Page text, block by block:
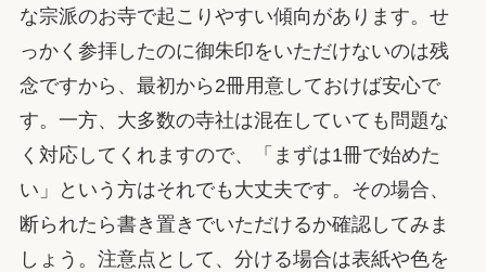
な宗派のお寺で起こりやすい傾向があります。せ
っかく参拝したのに御朱印をいただけないのは残
念ですから、最初から2冊用意しておけば安心で
す。一方、大多数の寺社は混在していても問題な
く対応してくれますので、「まずは1冊で始めた
い」という方はそれでも大丈夫です。その場合、
断られたら書き置きでいただけるか確認してみま
しょう。注意点として、分ける場合は表紙や色を